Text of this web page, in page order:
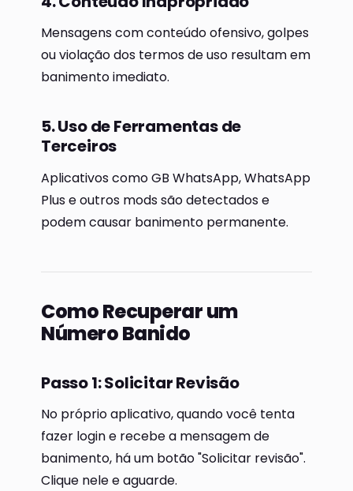
Mensagens com conteúdo ofensivo, golpes
ou violação dos termos de uso resultam em
banimento imediato.
5. Uso de Ferramentas de
Terceiros
Aplicativos como GB WhatsApp, WhatsApp
Plus e outros mods são detectados e
podem causar banimento permanente.
Como Recuperar um
Número Banido
Passo 1: Solicitar Revisão
No próprio aplicativo, quando você tenta
fazer login e recebe a mensagem de
banimento, há um botão "Solicitar revisão".
Clique nele e aguarde.